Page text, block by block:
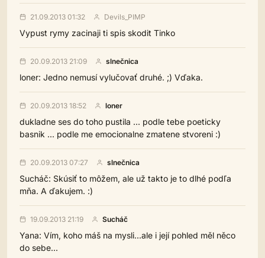
21.09.2013 01:32 Devils_PIMP
Vypust rymy zacinaji ti spis skodit Tinko
20.09.2013 21:09 slnečnica
loner: Jedno nemusí vylučovať druhé. ;) Vďaka.
20.09.2013 18:52 loner
dukladne ses do toho pustila ... podle tebe poeticky
basnik ... podle me emocionalne zmatene stvoreni :)
20.09.2013 07:27 slnečnica
Sucháč: Skúsiť to môžem, ale už takto je to dlhé podľa
mňa. A ďakujem. :)
19.09.2013 21:19 Sucháč
Yana: Vím, koho máš na mysli...ale i její pohled měl něco
do sebe...